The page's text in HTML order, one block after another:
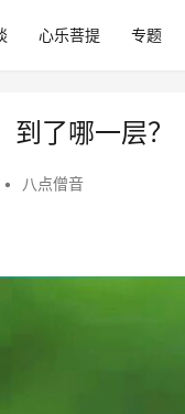
心乐菩提 专题
了哪一层？
• 八点僧音